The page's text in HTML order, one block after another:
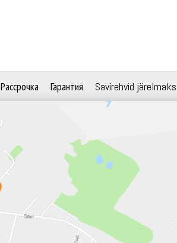
Рассрочка Гарантия Savirehvid järelmaks